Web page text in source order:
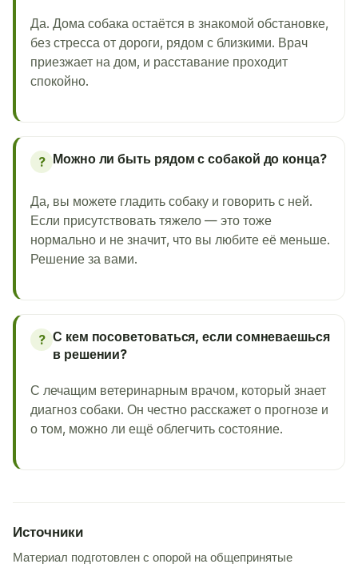
Да. Дома собака остаётся в знакомой обстановке,
без стресса от дороги, рядом с близкими. Врач
приезжает на дом, и расставание проходит
спокойно.
? Можно ли быть рядом с собакой до конца?
Да, вы можете гладить собаку и говорить с ней.
Если присутствовать тяжело — это тоже
нормально и не значит, что вы любите её меньше.
Решение за вами.
? С кем посоветоваться, если сомневаешься
в решении?
С лечащим ветеринарным врачом, который знает
диагноз собаки. Он честно расскажет о прогнозе и
о том, можно ли ещё облегчить состояние.
Источники
Материал подготовлен с опорой на общепринятые